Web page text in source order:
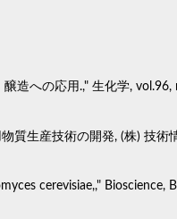
造への応用.," 生化学,
質生産技術の開発, (株) 技術
cerevisiae,," Bioscience,